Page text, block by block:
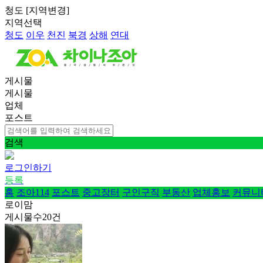
청도 [지역변경]
지역선택
청도 이우 천진 북경 상해 연대
게시물
게시물
업체
포스트
검색
로그인하기
등록
홈 조아114 포스트 중고장터 구인구직 부동산 업체홍보 커뮤니
로이맘
게시물수20건